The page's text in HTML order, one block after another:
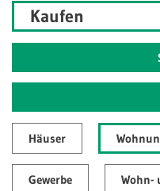
Kaufen
Häuser
Gewerbe Wohn-